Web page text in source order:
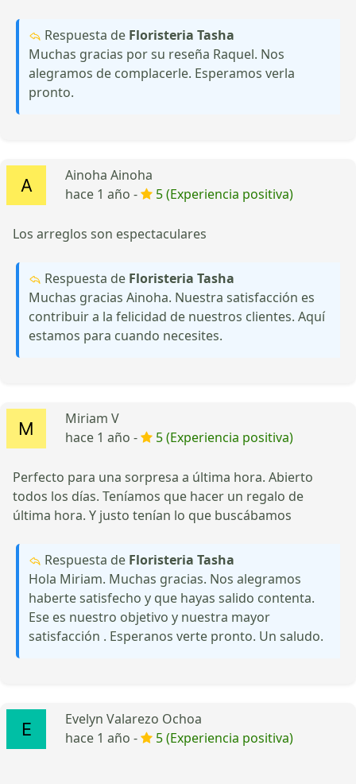
Respuesta de Floristeria Tasha
Muchas gracias por su reseña Raquel. Nos
alegramos de complacerle. Esperamos verla
pronto.
Ainoha Ainoha
hace 1 año -
5 (Experiencia positiva)
Los arreglos son espectaculares
Respuesta de Floristeria Tasha
Muchas gracias Ainoha. Nuestra satisfacción es
contribuir a la felicidad de nuestros clientes. Aquí
estamos para cuando necesites.
Miriam V
hace 1 año -
5 (Experiencia positiva)
Perfecto para una sorpresa a última hora. Abierto
todos los días. Teníamos que hacer un regalo de
última hora. Y justo tenían lo que buscábamos
Respuesta de Floristeria Tasha
Hola Miriam. Muchas gracias. Nos alegramos
haberte satisfecho y que hayas salido contenta.
Ese es nuestro objetivo y nuestra mayor
satisfacción . Esperanos verte pronto. Un saludo.
Evelyn Valarezo Ochoa
hace 1 año -
5 (Experiencia positiva)